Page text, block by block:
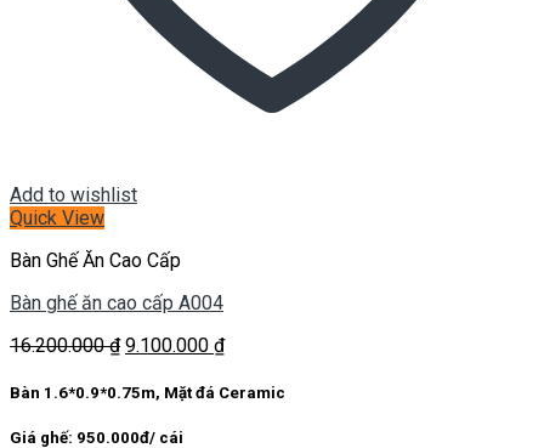
Add to wishlist
Quick View
Bàn Ghế Ăn Cao Cấp
Bàn ghế ăn cao cấp A004
16.200.000₫ Giá
là:
9.100.000 ₫Giá
tại
Bàn 1.6*0.9*0.75m, Mặt đá Ceramic
Giá ghế: 950.000đ/ cái